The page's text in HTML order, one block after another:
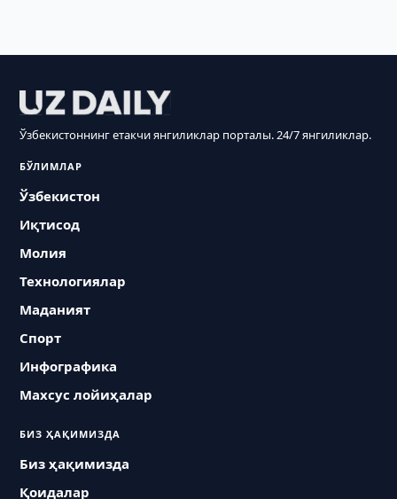
Ўзбекистоннинг етакчи янгиликлар порталы. 24/7 янгиликлар.
БЎЛИМЛАР
Ўзбекистон
Иқтисод
Молия
Технологиялар
Маданият
Спорт
Инфографика
Махсус лойиҳалар
БИЗ ҲАҚИМИЗДА
Биз ҳақимизда
Қоидалар